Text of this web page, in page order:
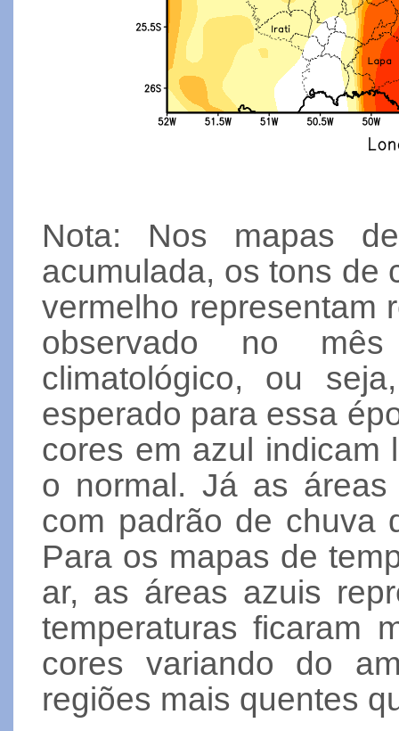
Nota: Nos mapas
acumulada, os tons de
vermelho representam
observado no
climatológico, ou
esperado para essa
cores em azul indicam
o normal. Já as
com padrão de chuva
Para os mapas de
ar, as áreas azuis
temperaturas ficaram
cores variando do
regiões mais quentes